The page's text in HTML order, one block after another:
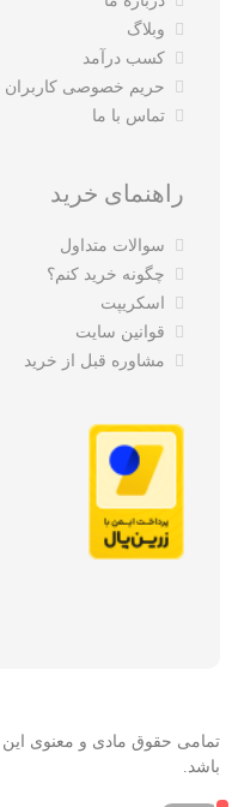
وبلاگ
کسب درآمد
حریم خصوصی کاربران
تماس با ما
راهنمای خرید
سوالات متداول
چگونه خرید کنم؟
اسکریپت
قوانین سایت
مشاوره قبل از خرید
تمامی حقوق مادی و معنوی
باشد.